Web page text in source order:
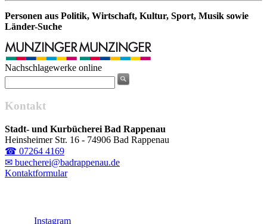
Personen aus Politik, Wirtschaft, Kultur, Sport, Musik sowie
Länder-Suche
Nachschlagewerke online
Kontakt
Stadt- und Kurbücherei Bad Rappenau
Heinsheimer Str. 16 - 74906 Bad Rappenau
☎ 07264 4169
✉ buecherei@badrappenau.de
Kontaktformular
Instagram